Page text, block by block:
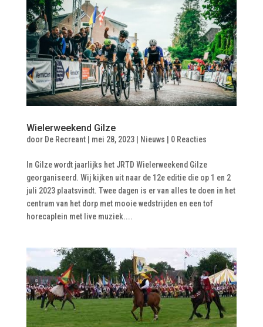
Wielerweekend Gilze
door De Recreant| mei 28, 2023| Nieuws 0 Reacties
In Gilze wordt jaarlijks het JRTD Wielerweekend Gilze
georganiseerd. Wij kijken uit naar de 12e editie die op 1 en 2
juli 2023 plaatsvindt. Twee dagen is er van alles te doen in het
centrum van het dorp met mooie wedstrijden en een tof
horecaplein met live muziek....